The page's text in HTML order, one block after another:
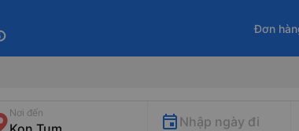
Đơn
Nơi đến
Nhập ngày đi